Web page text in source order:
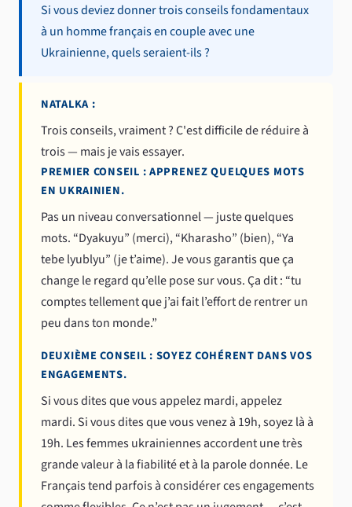
Si vous deviez donner trois conseils fondamentaux
à un homme français en couple avec une
Ukrainienne, quels seraient-ils ?
NATALKA :
Trois conseils, vraiment ? C'est difficile de réduire à
trois — mais je vais essayer.
PREMIER CONSEIL : APPRENEZ QUELQUES MOTS
EN UKRAINIEN.
Pas un niveau conversationnel — juste quelques
mots. “Dyakuyu” (merci), “Kharasho” (bien), “Ya
tebe lyublyu” (je t’aime). Je vous garantis que ça
change le regard qu’elle pose sur vous. Ça dit : “tu
comptes tellement que j’ai fait l’effort de rentrer un
peu dans ton monde.”
DEUXIÈME CONSEIL : SOYEZ COHÉRENT DANS VOS
ENGAGEMENTS.
Si vous dites que vous appelez mardi, appelez
mardi. Si vous dites que vous venez à 19h, soyez là à
19h. Les femmes ukrainiennes accordent une très
grande valeur à la fiabilité et à la parole donnée. Le
Français tend parfois à considérer ces engagements